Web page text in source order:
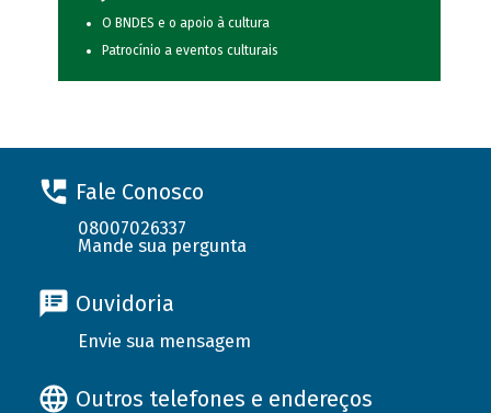
O BNDES e o apoio à cultura
Patrocínio a eventos culturais
Fale Conosco
08007026337
Mande sua pergunta
Ouvidoria
Envie sua mensagem
Outros telefones e endereços